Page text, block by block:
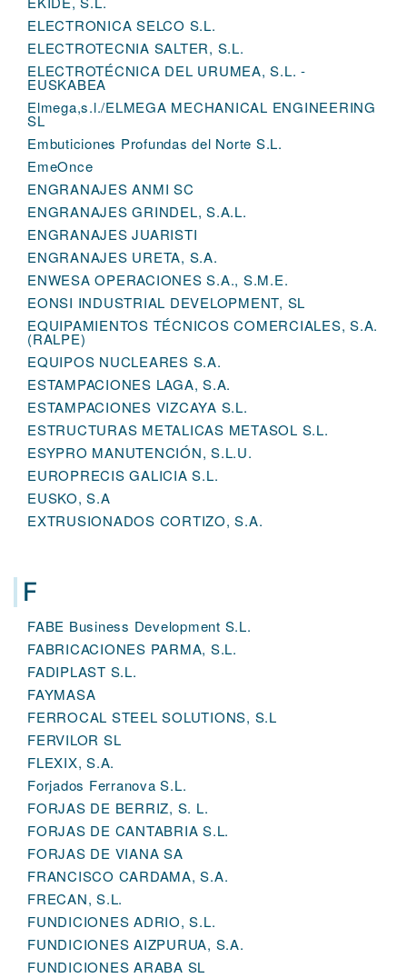
ELECTRONICA SELCO S.L.
ELECTROTECNIA SALTER, S.L.
ELECTROTÉCNICA DEL URUMEA, S.L. -
EUSKABEA
Elmega,s.l./ELMEGA MECHANICAL ENGINEERING
SL
Embuticiones Profundas del Norte S.L.
EmeOnce
ENGRANAJES ANMI SC
ENGRANAJES GRINDEL, S.A.L.
ENGRANAJES JUARISTI
ENGRANAJES URETA, S.A.
ENWESA OPERACIONES S.A., S.M.E.
EONSI INDUSTRIAL DEVELOPMENT, SL
EQUIPAMIENTOS TÉCNICOS COMERCIALES, S.A.
(RALPE)
EQUIPOS NUCLEARES S.A.
ESTAMPACIONES LAGA, S.A.
ESTAMPACIONES VIZCAYA S.L.
ESTRUCTURAS METALICAS METASOL S.L.
ESYPRO MANUTENCIÓN, S.L.U.
EUROPRECIS GALICIA S.L.
EUSKO, S.A
EXTRUSIONADOS CORTIZO, S.A.
F
FABE Business Development S.L.
FABRICACIONES PARMA, S.L.
FADIPLAST S.L.
FAYMASA
FERROCAL STEEL SOLUTIONS, S.L
FERVILOR SL
FLEXIX, S.A.
Forjados Ferranova S.L.
FORJAS DE BERRIZ, S. L.
FORJAS DE CANTABRIA S.L.
FORJAS DE VIANA SA
FRANCISCO CARDAMA, S.A.
FRECAN, S.L.
FUNDICIONES ADRIO, S.L.
FUNDICIONES AIZPURUA, S.A.
FUNDICIONES ARABA SL